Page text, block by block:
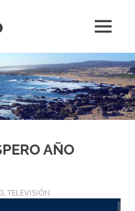
MENÚ
AÑO
,TELEVISIÓN